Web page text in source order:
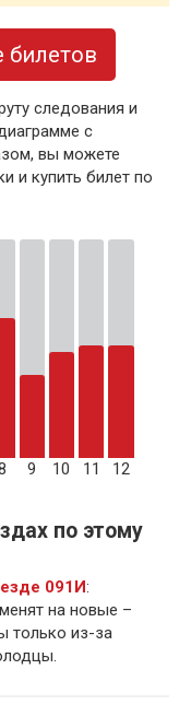
билетов
следования и
с
вы можете
и купить билет по
9 10 11 12
по этому
091И:
на новые –
только из-за